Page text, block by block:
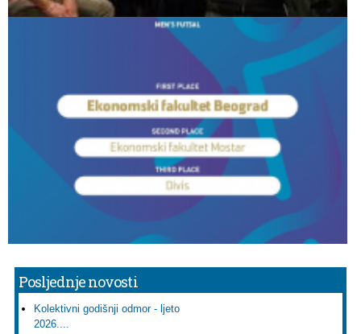
Posljednje novosti
Kolektivni godišnji odmor - ljeto
2026....